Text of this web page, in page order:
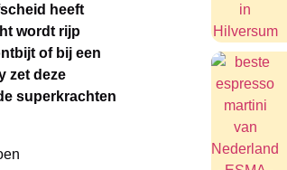
heeft
wordt rijp
of bij een
zet deze
superkrachten